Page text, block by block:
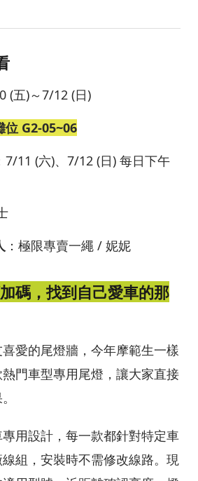
(五)～7/12 (日)
位 G2-05~06
7/11 (六)、7/12 (日) 每日下午
：極限專賣一繩 / 妮妮
碼，找到自己愛車的那
愛的尾燈牆，今年摩範生一樣
門車型專用尾燈，讓大家直接
用設計，每一款都針對特定車
組，安裝時不需修改線路。現